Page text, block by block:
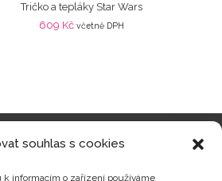
souhlas s cookies
informacím o zařízení používáme
Tričko a tepláky Star Wars
609 Kč včetně DPH